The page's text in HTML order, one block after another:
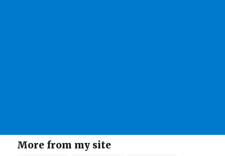
More from my site